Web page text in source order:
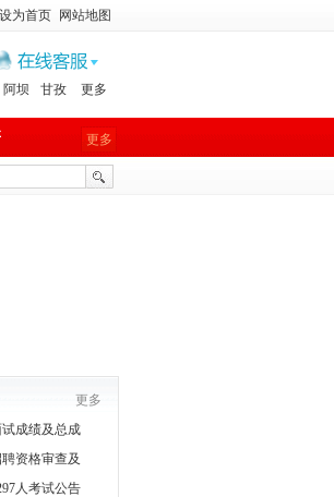
设为首页 网站地图
阿坝 甘孜
更多
更多
更多
成绩及总成
资格审查及
人考试公告